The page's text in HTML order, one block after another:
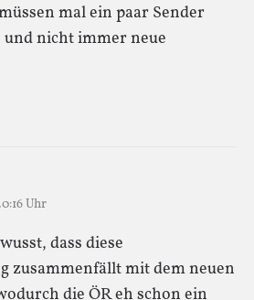
mal ein paar Sender
nicht immer neue
Uhr
dass diese
zusammenfällt mit dem neuen
die ÖR eh schon ein